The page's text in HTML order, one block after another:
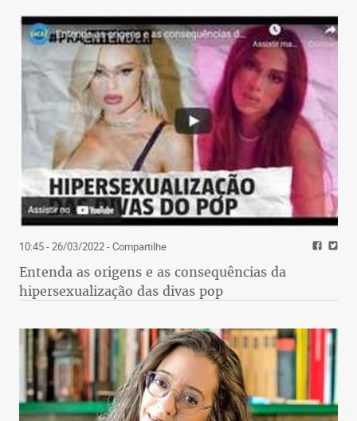
10:45 - 26/03/2022- Compartilhe
Entenda as origens e as consequências da
hipersexualização das divas pop